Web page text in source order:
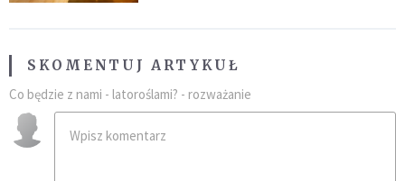
SKOMENTUJ ARTYKUŁ
Co będzie z nami - latoroślami? - rozważanie